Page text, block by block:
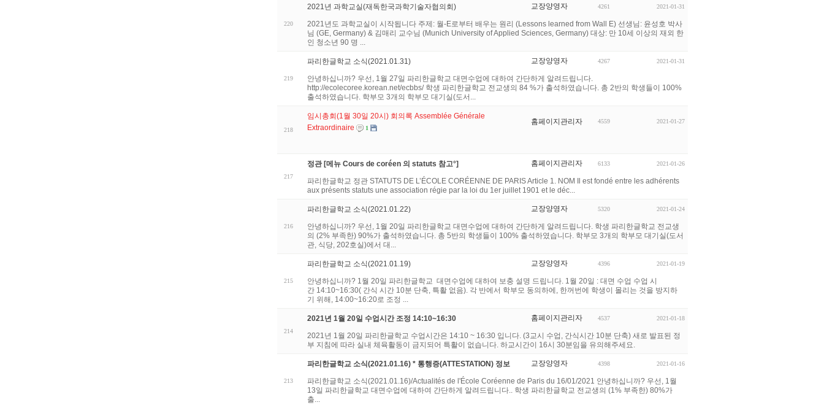
220
2021년 과학교실(재독한국과학기술자협의회) 교장양영자 4261 2021-01-31
2021년도 과학교실이 시작됩니다 주제: 월-E로부터 배우는 원리 (Lessons learned from Wall E) 선생님: 윤성호 박사
님 (GE, Germany) & 김매리 교수님 (Munich University of Applied Sciences, Germany) 대상: 만 10세 이상의 재외 한
인 청소년 90 명 ...
219
파리한글학교 소식(2021.01.31) 교장양영자 4267 2021-01-31
안녕하십니까? 우선, 1월 27일 파리한글학교 대면수업에 대하여 간단하게 알려드립니다.
http://ecolecoree.korean.net/ecbbs/ 학생 파리한글학교 전교생의 84 %가 출석하였습니다. 총 2반의 학생들이 100%
출석하였습니다. 학부모 3개의 학부모 대기실(도서...
218
임시총회(1월 30일 20시) 회의록 Assemblée Générale
Extraordinaire
1
홈페이지관리자 4559 2021-01-27
217
정관 [메뉴 Cours de coréen 의 statuts 참고°] 홈페이지관리자 6133 2021-01-26
파리한글학교 정관 STATUTS DE L’ÉCOLE CORÉENNE DE PARIS Article 1. NOM Il est fondé entre les adhérents
aux présents statuts une association régie par la loi du 1er juillet 1901 et le déc...
216
파리한글학교 소식(2021.01.22) 교장양영자 5320 2021-01-24
안녕하십니까? 우선, 1월 20일 파리한글학교 대면수업에 대하여 간단하게 알려드립니다. 학생 파리한글학교 전교생
의 (2% 부족한) 90%가 출석하였습니다. 총 5반의 학생들이 100% 출석하였습니다. 학부모 3개의 학부모 대기실(도서
관, 식당, 202호실)에서 대...
215
파리한글학교 소식(2021.01.19) 교장양영자 4396 2021-01-19
안녕하십니까? 1월 20일 파리한글학교 대면수업에 대하여 보충 설명 드립니다. 1월 20일 : 대면 수업 수업 시
간 14:10~16:30( 간식 시간 10분 단축, 특활 없음). 각 반에서 학부모 동의하에, 한꺼번에 학생이 몰리는 것을 방지하
기 위해, 14:00~16:20로 조정 ...
214
2021년 1월 20일 수업시간 조정 14:10~16:30 홈페이지관리자 4537 2021-01-18
2021년 1월 20일 파리한글학교 수업시간은 14:10 ~ 16:30 입니다. (3교시 수업, 간식시간 10분 단축) 새로 발표된 정
부 지침에 따라 실내 체육활동이 금지되어 특활이 없습니다. 하교시간이 16시 30분임을 유의해주세요.
213
파리한글학교 소식(2021.01.16) * 통행증(ATTESTATION) 정보 교장양영자 4398 2021-01-16
파리한글학교 소식(2021.01.16)/Actualités de l'École Coréenne de Paris du 16/01/2021 안녕하십니까? 우선, 1월
13일 파리한글학교 대면수업에 대하여 간단하게 알려드립니다.. 학생 파리한글학교 전교생의 (1% 부족한) 80%가
출...